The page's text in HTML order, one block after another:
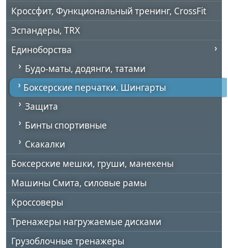
Кроссфит, Функциональный тренинг, CrossFit
Эспандеры, TRX
Единоборства
Будо-маты, додянги, татами
Боксерские перчатки. Шингарты
Защита
Бинты спортивные
Скакалки
Боксерские мешки, груши, манекены
Машины Смита, силовые рамы
Кроссоверы
Тренажеры нагружаемые дисками
Грузоблочные тренажеры